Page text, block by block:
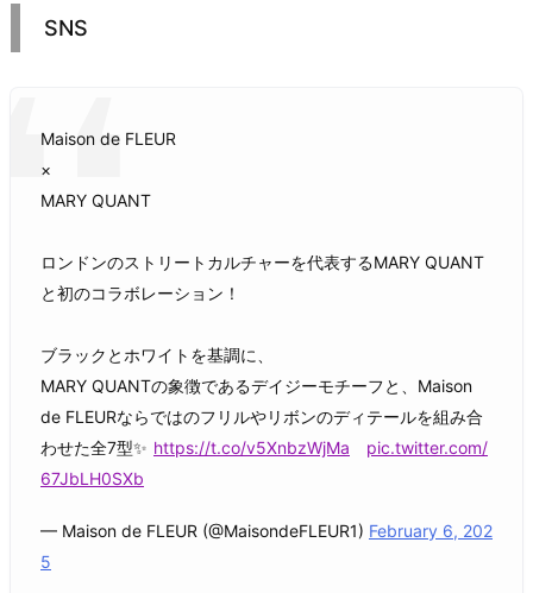
SNS
Maison de FLEUR
×
MARY QUANT
ロンドンのストリートカルチャーを代表するMARY QUANT
と初のコラボレーション！
ブラックとホワイトを基調に、
MARY QUANTの象徴であるデイジーモチーフと、Maison
de FLEURならではのフリルやリボンのディテールを組み合
わせた全7型✨ https://t.co/v5XnbzWjMa
pic.twitter.com/
67JbLH0SXb
— Maison de FLEUR (@MaisondeFLEUR1) February 6, 202
5